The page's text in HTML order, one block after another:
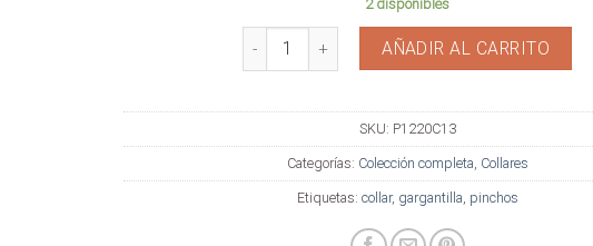
2 disponibles
Collar pinchos y chapas plata cantidad
AÑADIR AL CARRITO
SKU: P1220C13
Categorías: Colección completa Collares
Etiquetas: collar, gargantilla pinchos